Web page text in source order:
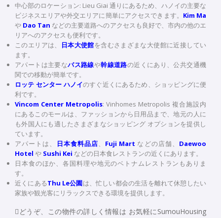
中心部のロケーション: Lieu Giai 通りにあるため、ハノイの主要な
ビジネスエリアや外交エリアに簡単にアクセスできます。 Kim Ma
や Dao Tan などの主要道路へのアクセスも良好で、市内の他のエ
リアへのアクセスも便利です。
このエリアは、
日本大使館を含むさまざまな大使館に近接してい
ます。
アパートは主要なバス路線や幹線道路の近くにあり、公共交通機
関での移動が簡単です。
ロッテ センター ハノイのすぐ近くにあるため、ショッピングに便
利です。
Vincom Center Metropolis: Vinhomes Metropolis 複合施設内
にあるこのモールは、ファッションから日用品まで、地元の人に
も外国人にも適したさまざまなショッピング オプションを提供し
ています。
アパートは、
日本食料品店、 Fuji Mart などの店舗、 Daewoo
Hotel や Sushi Kei などの日本食レストランの近くにあります。
日本食のほか、各国料理や地元のベトナムレストランもありま
す。
近くにあるThu Le公園は、忙しい都会の生活を離れて休憩したい
家族や観光客にリラックスできる環境を提供します。
どうぞ、この物件の詳しく情報は お気軽にSumouHousing